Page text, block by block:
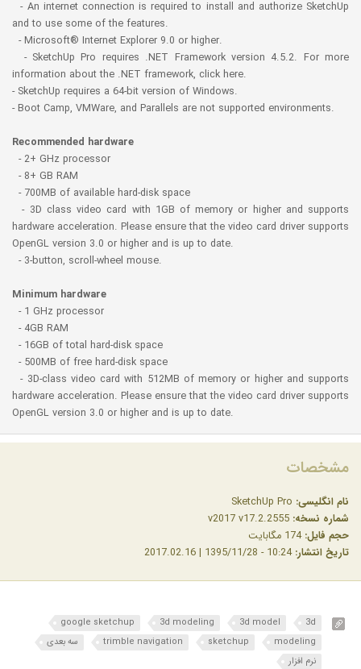
- An internet connection is required to install and authorize SketchUp
and to use some of the features.
- Microsoft® Internet Explorer 9.0 or higher.
- SketchUp Pro requires .NET Framework version 4.5.2. For more
information about the .NET framework, click here.
- SketchUp requires a 64-bit version of Windows.
- Boot Camp, VMWare, and Parallels are not supported environments.
Recommended hardware
- 2+ GHz processor
- 8+ GB RAM
- 700MB of available hard-disk space
- 3D class video card with 1GB of memory or higher and supports
hardware acceleration. Please ensure that the video card driver supports
OpenGL version 3.0 or higher and is up to date.
- 3-button, scroll-wheel mouse.
Minimum hardware
- 1 GHz processor
- 4GB RAM
- 16GB of total hard-disk space
- 500MB of free hard-disk space
- 3D-class video card with 512MB of memory or higher and supports
hardware acceleration. Please ensure that the video card driver supports
OpenGL version 3.0 or higher and is up to date.
مشخصات
نام انگلیسی:
شماره نسخه:
حجم فایل: 174 مگابایت
تاریخ انتشار: 10:24 - 1395/11/28 | 2017.02.16
3d
3d model
3d modeling
google sketchup
modeling
sketchup
trimble navigation
سه بعدی
نرم افزار